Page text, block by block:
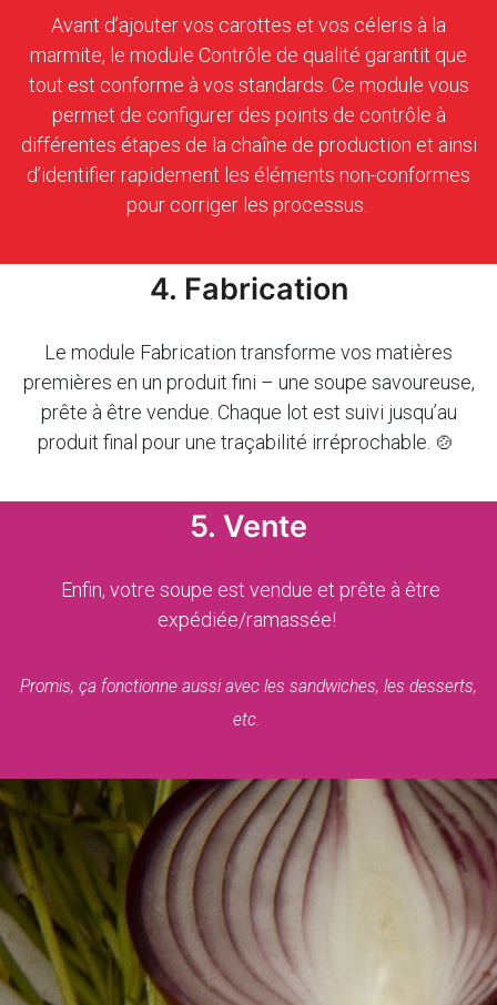
Avant d’ajouter vos carottes et vos céleris à la
marmite, le module Contrôle de qualité garantit que
tout est conforme à vos standards. Ce module vous
permet de configurer des points de contrôle à
différentes étapes de la chaîne de production et ainsi
d’identifier rapidement les éléments non-conformes
pour corriger les processus.
4. Fabrication
Le module Fabrication transforme vos matières
premières en un produit fini – une soupe savoureuse,
prête à être vendue. Chaque lot est suivi jusqu’au
produit final pour une traçabilité irréprochable. 🍲
5. Vente
Enfin, votre soupe est vendue et prête à être
expédiée/ramassée!
Promis, ça fonctionne aussi avec les sandwiches, les desserts,
etc.